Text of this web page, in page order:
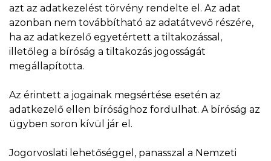
azt az adatkezelést törvény rendelte el. Az adat
azonban nem továbbítható az adatátvevő részére,
ha az adatkezelő egyetértett a tiltakozással,
illetőleg a bíróság a tiltakozás jogosságát
megállapította.
Az érintett a jogainak megsértése esetén az
adatkezelő ellen bírósághoz fordulhat. A bíróság az
ügyben soron kívül jár el.
Jogorvoslati lehetőséggel, panasszal a Nemzeti